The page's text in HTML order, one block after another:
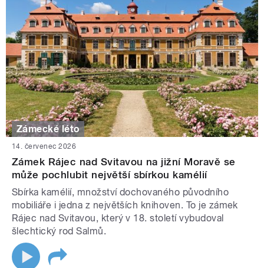
Zámecké léto
14. červenec 2026
Zámek Rájec nad Svitavou na jižní Moravě se
může pochlubit největší sbírkou kamélií
Sbírka kamélií, množství dochovaného původního
mobiliáře i jedna z největších knihoven. To je zámek
Rájec nad Svitavou, který v 18. století vybudoval
šlechtický rod Salmů.